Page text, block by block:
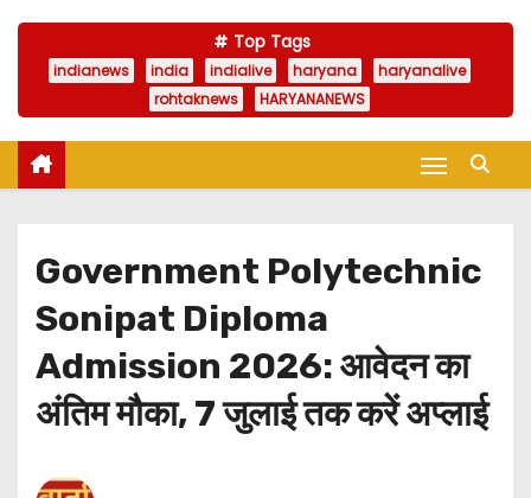
Top Tags
indianews india indialive haryana
haryanalive
rohtaknews
HARYANANEWS
Government Polytechnic
Sonipat Diploma
Admission 2026: आवेदन का
अंतिम मौका, 7 जुलाई तक करें अप्लाई